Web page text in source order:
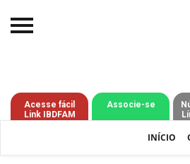
Acesse fácil
Link IBDFAM
Associe-se
INÍCIO
O IBDFAM
Notícias